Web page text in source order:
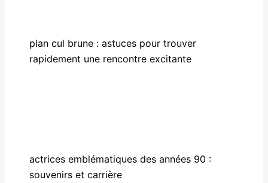
plan cul brune : astuces pour trouver
rapidement une rencontre excitante
actrices emblématiques des années 90 :
souvenirs et carrière